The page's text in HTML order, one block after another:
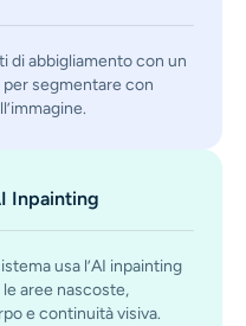
di abbigliamento con un
segmentare con
Inpainting
usa l’AI inpainting
aree nascoste,
e continuità visiva.